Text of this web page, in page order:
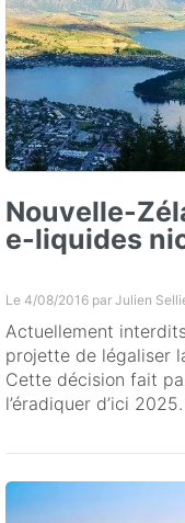
Nouvelle-
e-liquides
Le 4/08/2016 par Julien
Actuellement
projette de légaliser
Cette décision fait
l’éradiquer d’ici